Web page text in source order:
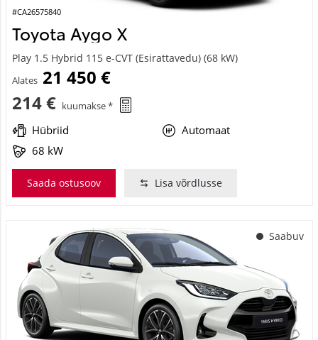
#CA26575840
Toyota Aygo X
Play 1.5 Hybrid 115 e-CVT (Esirattavedu) (68 kW)
Alates 21 450 €
214 € kuumakse *
Hübriid
Automaat
68 kW
Saada ostusoov Lisa võrdlusse
Saabuv